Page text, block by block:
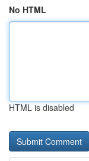
No HTML
HTML is disabled